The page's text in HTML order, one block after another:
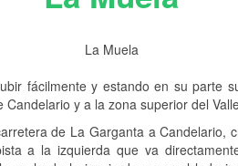
La Muela
fácilmente y estando en su parte
y a la zona superior del
de La Garganta a
a la izquierda que va